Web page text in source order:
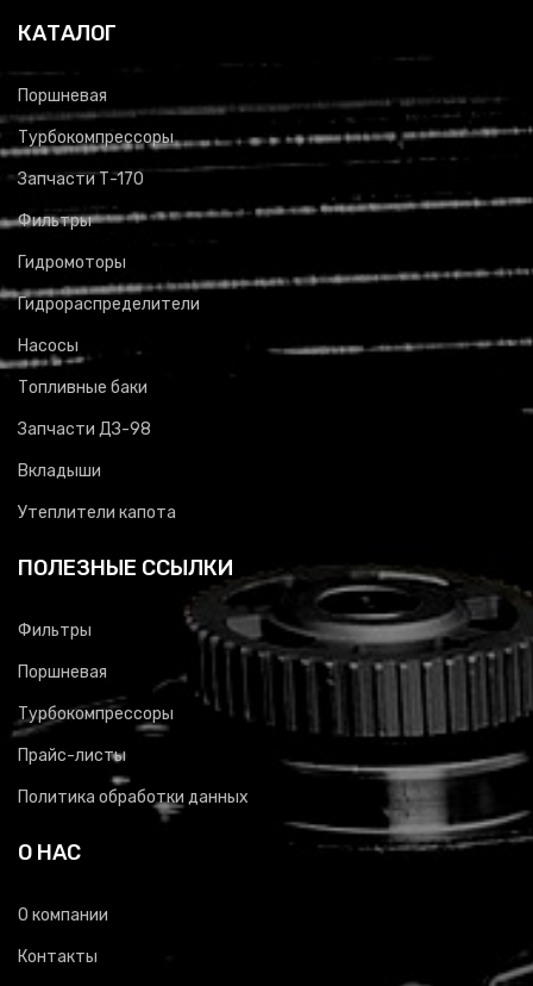
КАТАЛОГ
Поршневая
Турбокомпрессоры
Запчасти Т-170
Фильтры
Гидромоторы
Гидрораспределители
Насосы
Топливные баки
Запчасти ДЗ-98
Вкладыши
Утеплители капота
ПОЛЕЗНЫЕ ССЫЛКИ
Фильтры
Поршневая
Турбокомпрессоры
Прайс-листы
Политика обработки данных
О НАС
О компании
Контакты